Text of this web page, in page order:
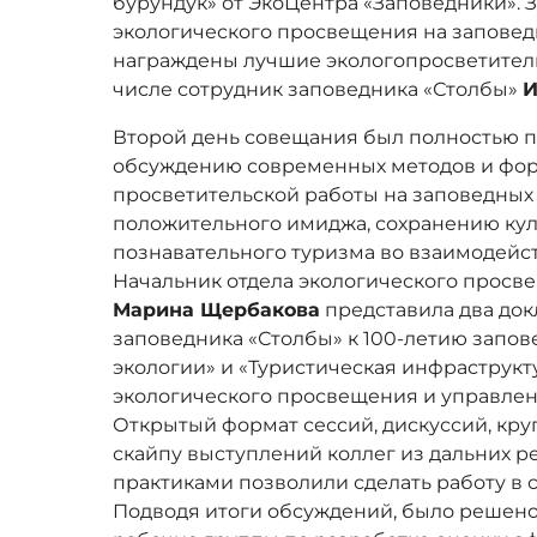
экологического просвещения на
награждены лучшие
числе сотрудник заповедника «Столбы»
Второй день совещания был полностью
обсуждению современных методов и
просветительской работы на
положительного имиджа, сохранению
познавательного туризма во
Начальник отдела экологического
Марина Щербакова представила два
заповедника «Столбы» к 100-летию
экологии» и «Туристическая
экологического просвещения и
Открытый формат сессий, дискуссий,
скайпу выступлений коллег из дальних
практиками позволили сделать работу в
Подводя итоги обсуждений, было